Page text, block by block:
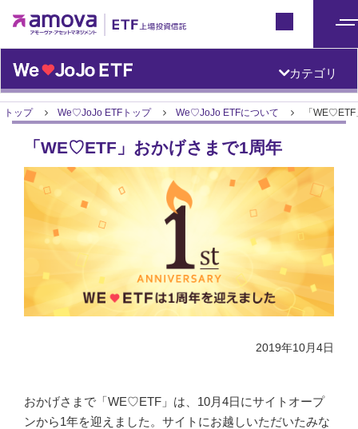
ETFトップ
ー
カテゴリ
トップ We♡JoJo ETFトップ We♡JoJo ETFについて 「
「WE♡ETF」おかげさまで1周年
2019年10月4日
おかげさまで「WE♡ETF」は、10月4日にサイトオープ
ンから1年を迎えました。サイトにお越しいただいたみな